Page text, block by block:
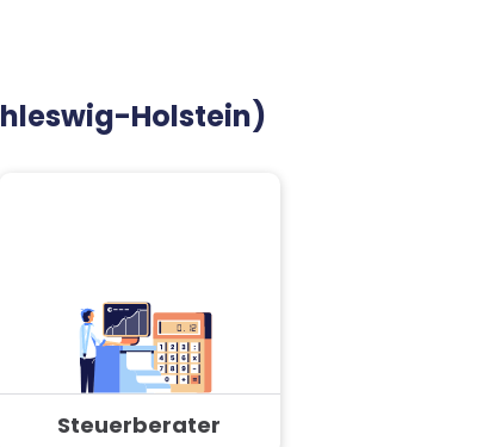
Holstein)
Steuerberater